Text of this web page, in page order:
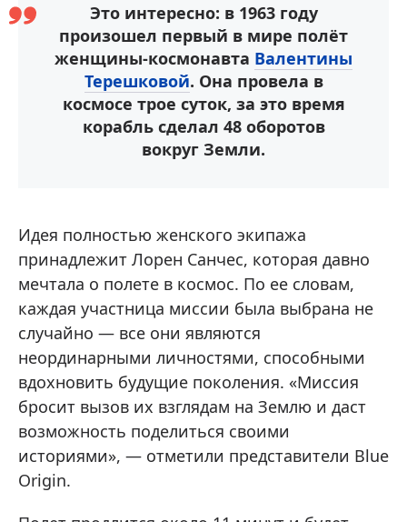
Это интересно: в 1963 году
произошел первый в мире полёт
женщины-космонавта Валентины
Терешковой. Она провела в
космосе трое суток, за это время
корабль сделал 48 оборотов
вокруг Земли.
Идея полностью женского экипажа
принадлежит Лорен Санчес, которая давно
мечтала о полете в космос. По ее словам,
каждая участница миссии была выбрана не
случайно — все они являются
неординарными личностями, способными
вдохновить будущие поколения. «Миссия
бросит вызов их взглядам на Землю и даст
возможность поделиться своими
историями», — отметили представители Blue
Origin.